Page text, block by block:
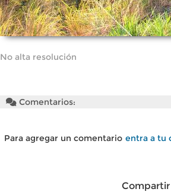
No alta resolución
Comentarios:
Para agregar un comentario entra a tu